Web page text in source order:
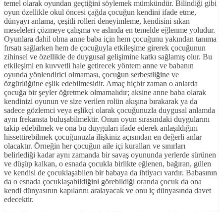
temel olarak oyundan geçtiğini söylemek mümkündür. Bilindiği gibi
oyun özellikle okul öncesi çağda çocuğun kendini ifade etme,
dünyayı anlama, çeşitli rolleri deneyimleme, kendisini sıkan
meseleleri çözmeye çalışma ve aslında en temelde eğlenme yoludur.
Oyunlara dahil olma anne baba için hem çocuğunu yakından tanıma
fırsatı sağlarken hem de çocuğuyla etkileşime girerek çocuğunun
zihinsel ve özellikle de duygusal gelişimine katkı sağlamış olur. Bu
etkileşimi en kuvvetli hale getirecek yöntem anne ve babanın
oyunda yönlendirici olmaması, çocuğun serbestliğine ve
özgürlüğüne eşlik edebilmesidir. Amaç hiçbir zaman o anlarda
çocuğa bir şeyler öğretmek olmamalıdır; aksine anne baba olarak
kendinizi oyunun ve size verilen rolün akışına bırakarak ya da
sadece gözlemci veya eşlikçi olarak çocuğunuzla duygusal anlamda
aynı frekansta buluşabilmektir. Onun oyun sırasındaki duygularını
takip edebilmek ve ona bu duyguları ifade ederek anlaşıldığını
hissettirebilmek çocuğunuzla ilişkiniz açısından en değerli anlar
olacaktır. Örneğin her çocuğun aile içi kuralları ve sınırları
belirlediği kadar aynı zamanda bir savaş oyununda yerlerde sürünen
ve düşüp kalkan, o esnada çocukla birlikte eğlenen, bağıran, gülen
ve kendisi de çocuklaşabilen bir babaya da ihtiyacı vardır. Babasının
da o esnada çocuklaşabildiğini görebildiği oranda çocuk da ona
kendi dünyasının kapılarını aralayacak ve onu iç dünyasında davet
edecektir.